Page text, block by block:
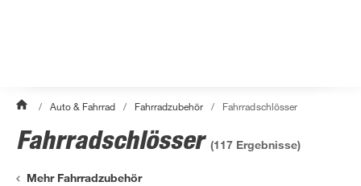
/ Auto & Fahrrad / Fahrradzubehör / Fahrradschlösser
Fahrradschlösser (117 Ergebnisse)
Mehr Fahrradzubehör